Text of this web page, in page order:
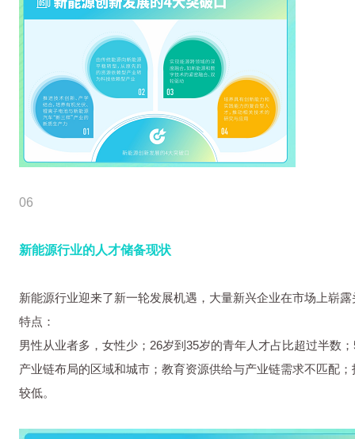
06
新能源行业的人才储备现状
新能源行业迎来了新一轮发展机遇，大量新兴企业在市场上崭
特点：
男性从业者多，女性少；26岁到35岁的青年人才占比超过半数
产业链布局的区域和城市；教育资源供给与产业链需求不匹配
较低。